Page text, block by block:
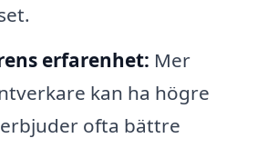
erfarenhet: Mer
kan ha högre
ofta bättre